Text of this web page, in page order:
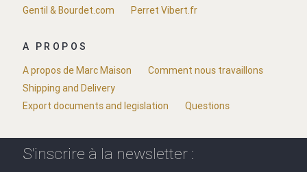
Gentil & Bourdet.com
Perret Vibert.fr
A PROPOS
A propos de Marc Maison
Comment nous travaillons
Shipping and Delivery
Export documents and legislation
Questions
S'inscrire à la newsletter :